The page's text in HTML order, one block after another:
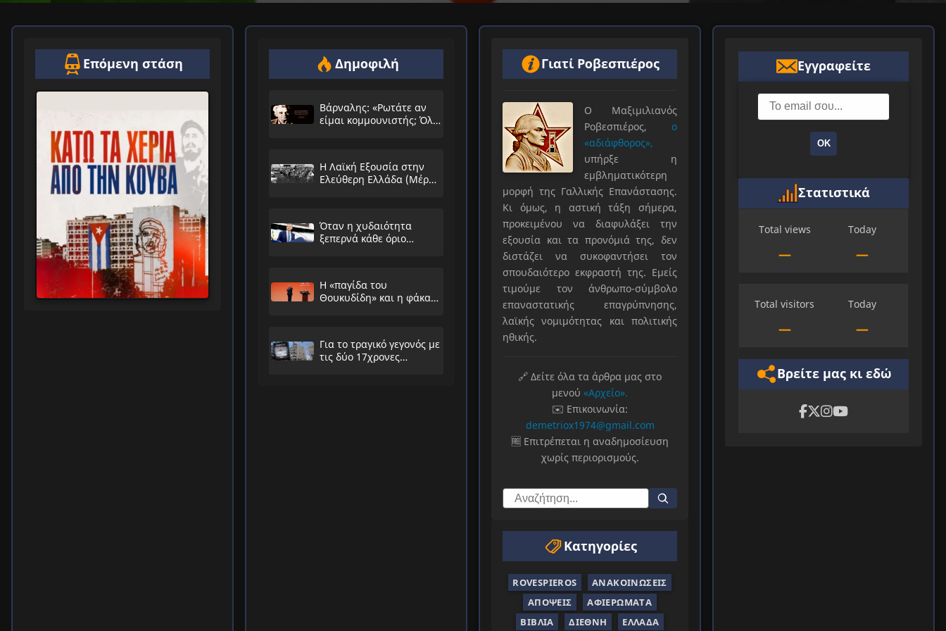
Επόμενη στάση Δημοφιλή
Βάρναλης: «Ρωτάτε αν
είμαι κομμουνιστής; Όλο
Η Λαϊκή Εξουσία στην
Ελεύθερη Ελλάδα (Μέρος
Όταν η χυδαιότητα
ξεπερνά κάθε όριο…
Η «παγίδα του
Θουκυδίδη» και η φάκα
Για το τραγικό γεγονός με
τις δύο 17χρονες
Γιατί Ροβεσπιέρος
Ο Μαξιμιλιανός
Ροβεσπιέρος, ο
«αδιάφθορος»,
υπήρξε η
εμβληματικότερη
μορφή της Γαλλικής Επανάστασης.
Κι όμως, η αστική τάξη σήμερα,
προκειμένου να διαφυλάξει την
εξουσία και τα προνόμιά της, δεν
διστάζει να συκοφαντήσει τον
σπουδαιότερο εκφραστή της. Εμείς
τιμούμε τον άνθρωπο-σύμβολο
επαναστατικής επαγρύπνησης,
λαϊκής νομιμότητας και πολιτικής
ηθικής.
🔗 Δείτε όλα τα άρθρα μας στο
μενού «Αρχείο».
✉️ Επικοινωνία:
demetriox1974@gmail.com
🆓 Επιτρέπεται η αναδημοσίευση
χωρίς περιορισμούς.
Κατηγορίες
ROVESPIEROS
ΑΝΑΚΟΙΝΏΣΕΙΣ
ΑΠΌΨΕΙΣ
ΑΦΙΕΡΏΜΑΤΑ
ΒΙΒΛΊΑ
ΔΙΕΘΝΉ ΕΛΛΆΔΑ
Εγγραφείτε
ΟΚ
Στατιστικά
Total views
—
Today
—
Total visitors
—
Today
—
Βρείτε μας κι εδώ